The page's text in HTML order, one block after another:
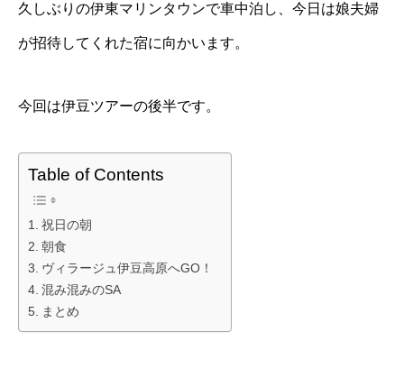
久しぶりの伊東マリンタウンで車中泊し、今日は娘夫婦
が招待してくれた宿に向かいます。
今回は伊豆ツアーの後半です。
Table of Contents
祝日の朝
朝食
ヴィラージュ伊豆高原へGO！
混み混みのSA
まとめ